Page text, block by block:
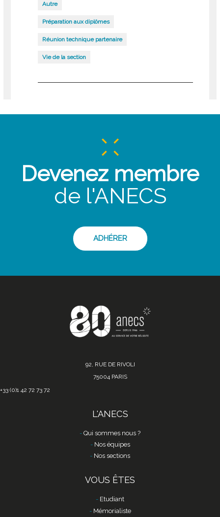
Autre
Préparation aux diplômes
Réunion technique partenaire
Vie de la section
Devenez membre
de l'ANECS
ADHÉRER
92, RUE DE RIVOLI
75004 PARIS
+33 (0)1 42 72 73 72
L'ANECS
Qui sommes nous ?
Nos équipes
Nos sections
VOUS ÊTES
Etudiant
Mémorialiste